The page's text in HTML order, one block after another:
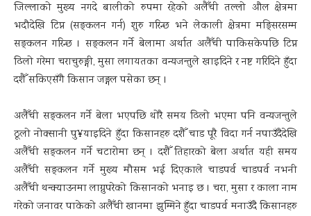
जिल्लाको मुख्य नगदे बालीको रुपमा रहेको अलैँची तल्लो औल क्षेत्रमा
भदौदेखि टिप्न (सङ्कलन गर्न) शुरु गरिन्छ भने लेकाली क्षेत्रमा मङ्सिरसम्म
सङ्कलन गरिन्छ । सङ्कलन गर्ने बेलामा अर्थात अलैँची पाकिसकेपछि टिप्न
ढिलो गरेमा चराचुरुङ्गी, मुसा लगायतका वन्यजन्तुले खाइदिने र नष्ट गरिदिने हुँदा
दशैँ सकिएसँगै किसान जङ्गल पसेका छन् ।
अलैँची सङ्कलन गर्ने बेला भएपछि थोरै समय ढिलो भएमा पनि वन्यजन्तुले
ठूलो नोक्सानी पु¥याइदिने हुँदा किसानहरु दशैँ चाड पूरै विदा गर्न नपाउँदैदेखि
अलैँची सङ्कलन गर्ने चटारोमा छन् । दशैँ तिहारको बेला अर्थात यही समय
अलैँची सङ्कलन गर्ने मुख्य मौसम भई दिएकाले चाडपर्व चाडपर्व नभनी
अलैँची थन्क्याउनमा लाग्नुपरेको किसानको भनाइ छ । चरा, मुसा र काला नाम
गरेको जनावर पाकेको अलैँची खानमा झुम्मिने हुँदा चाडपर्व मनाउँदै किसानहरु